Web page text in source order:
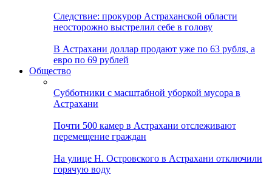
Следствие: прокурор Астраханской области
неосторожно выстрелил себе в голову
В Астрахани доллар продают уже по 63 рубля, а
евро по 69 рублей
Общество
Субботники с масштабной уборкой мусора в
Астрахани
Почти 500 камер в Астрахани отслеживают
перемещение граждан
На улице Н. Островского в Астрахани отключили
горячую воду